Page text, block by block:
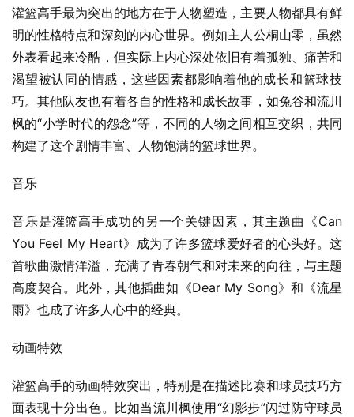
灌篮高手最为突出的地方在于人物塑造，主要人物都具有鲜
明的性格特点和深刻的内心世界。例如主人公桐山零，虽然
外表看起来冷酷，但实际上内心深处依旧有着孤独、痛苦和
渴望被认同的情感，这些因素都影响着他的成长和篮球技
巧。其他队友也有着各自的性格和成长故事，如兔谷和流川
枫的“小学时代的怨念”等，不同的人物之间相互交织，共同
构建了这个剧情丰富、人物饱满的篮球世界。
音乐
音乐是灌篮高手成功的另一个关键因素，其主题曲《Can
You Feel My Heart》成为了许多篮球爱好者的心头好。这
首歌曲激情洋溢，充满了青春朝气和对未来的向往，与主题
高度契合。此外，其他插曲如《Dear My Song》和《流星
雨》也成了许多人心中的经典。
动画特效
灌篮高手的动画特效突出，特别是在描述比赛和球员技巧方
面表现十分出色。比如当流川枫使用“幻影步”闪过防守球员